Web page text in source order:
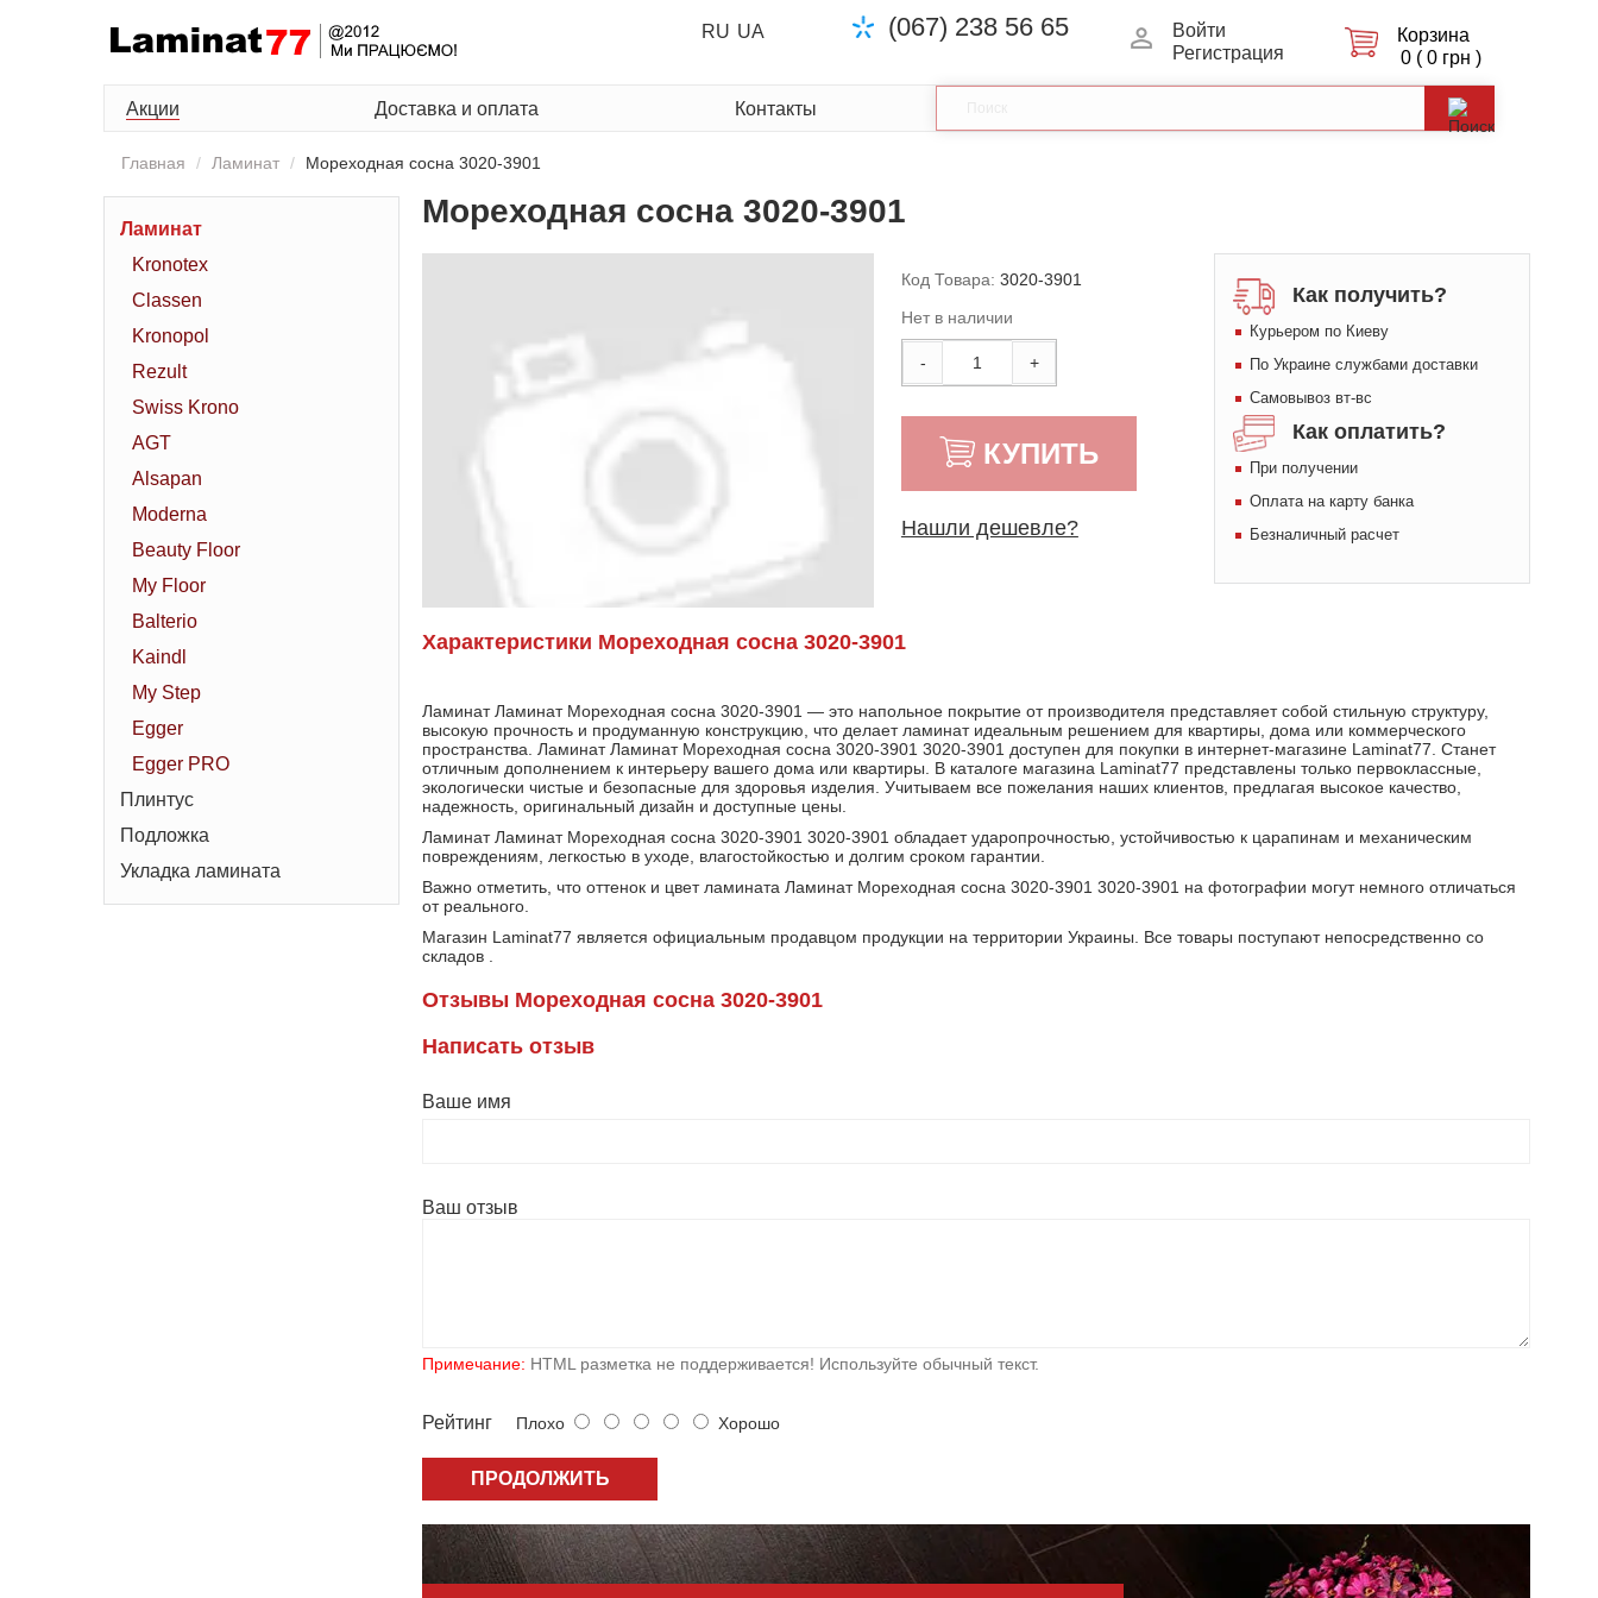
RU UA (067) 238 56 65
Войти
Регистрация
Корзина
0 ( 0 грн )
Акции Доставка и оплата Контакты
Главная Ламинат Мореходная сосна 3020-3901
Ламинат
Kronotex
Classen
Kronopol
Rezult
Swiss Krono
AGT
Alsapan
Moderna
Beauty Floor
My Floor
Balterio
Kaindl
My Step
Egger
Egger PRO
Плинтус
Подложка
Укладка ламината
Мореходная сосна 3020-3901
Код Товара: 3020-3901
Нет в наличии
- +
КУПИТЬ
Нашли дешевле?
Как получить?
Курьером по Киеву
По Украине службами доставки
Самовывоз вт-вс
Как оплатить?
При получении
Оплата на карту банка
Безналичный расчет
Характеристики Мореходная сосна 3020-3901
Ламинат Ламинат Мореходная сосна 3020-3901 — это напольное покрытие от производителя представляет собой стильную структуру,
высокую прочность и продуманную конструкцию, что делает ламинат идеальным решением для квартиры, дома или коммерческого
пространства. Ламинат Ламинат Мореходная сосна 3020-3901 3020-3901 доступен для покупки в интернет-магазине Laminat77. Станет
отличным дополнением к интерьеру вашего дома или квартиры. В каталоге магазина Laminat77 представлены только первоклассные,
экологически чистые и безопасные для здоровья изделия. Учитываем все пожелания наших клиентов, предлагая высокое качество,
надежность, оригинальный дизайн и доступные цены.
Ламинат Ламинат Мореходная сосна 3020-3901 3020-3901 обладает ударопрочностью, устойчивостью к царапинам и механическим
повреждениям, легкостью в уходе, влагостойкостью и долгим сроком гарантии.
Важно отметить, что оттенок и цвет ламината Ламинат Мореходная сосна 3020-3901 3020-3901 на фотографии могут немного отличаться
от реального.
Магазин Laminat77 является официальным продавцом продукции на территории Украины. Все товары поступают непосредственно со
складов .
Отзывы Мореходная сосна 3020-3901
Написать отзыв
Ваше имя
Ваш отзыв
Примечание: HTML разметка не поддерживается! Используйте обычный текст.
Рейтинг Плохо Хорошо
ПРОДОЛЖИТЬ